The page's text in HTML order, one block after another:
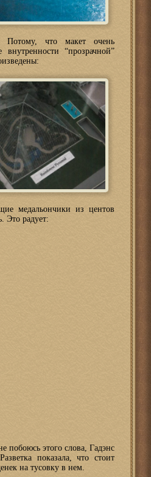
что макет очень
“прозрачной”
медальончики из центов
Это радует:
побоюсь этого слова, Гадэнс
показала, что стоит
на тусовку в нем.